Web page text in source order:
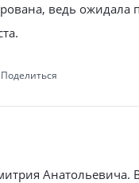
ведь ожидала
Поделиться
Анатольевича.